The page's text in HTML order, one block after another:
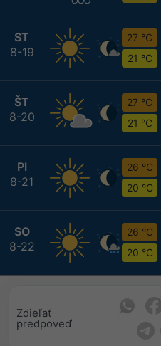
ST
8-19
27 °C
21 °C
ŠT
8-20
27 °C
21 °C
PI
8-21
26 °C
20 °C
SO
8-22
26 °C
20 °C
Zdieľať
predpoveď